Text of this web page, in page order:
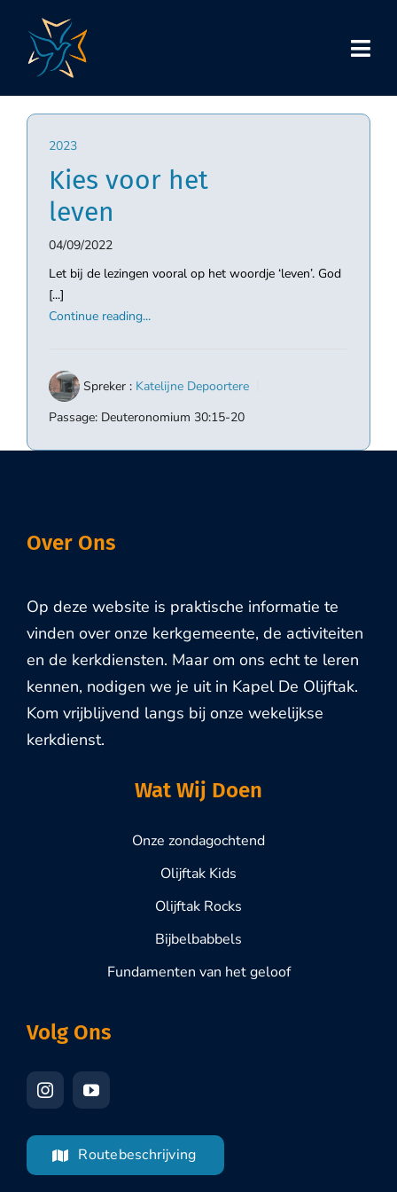
content
2023
Kies voor het
leven
04/09/2022
Let bij de lezingen vooral op het woordje ‘leven’. God
[...]
Continue reading...
Spreker : Katelijne Depoortere
Passage: Deuteronomium 30:15-20
Over Ons
Op deze website is praktische informatie te
vinden over onze kerkgemeente, de activiteiten
en de kerkdiensten. Maar om ons echt te leren
kennen, nodigen we je uit in Kapel De Olijftak.
Kom vrijblijvend langs bij onze wekelijkse
kerkdienst.
Wat Wij Doen
Onze zondagochtend
Olijftak Kids
Olijftak Rocks
Bijbelbabbels
Fundamenten van het geloof
Volg Ons
Routebeschrijving